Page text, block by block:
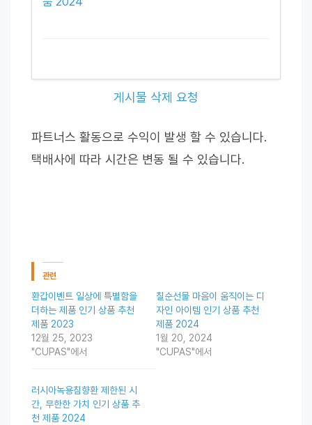
게시물 삭제 요청
파트너스 활동으로 수익이 발생 할 수 있습니다.
택배사에 따라 시간은 변동 될 수 있습니다.
관련
환갑이벤트 일상에 특별함을
더하는 제품 인기 상품 추천
제품 2023
12월 25, 2023
"CUPAS"에서
칠순선물 마음이 움직이는 디
자인 아이템 인기 상품 추천
제품 2024
1월 20, 2024
"CUPAS"에서
러시아녹용침향환 제한된 시
간, 무한한 가치 인기 상품 추
천 제품 2024